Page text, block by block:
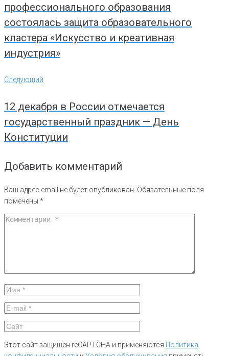
профессионального образования
состоялась защита образовательного
кластера «Искусство и креативная
индустрия»
Следующий
Следующий
12 декабря в России отмечается
государственный праздник — День
Конституции
Добавить комментарий
Ваш адрес email не будет опубликован. Обязательные поля
помечены *
Этот сайт защищен reCAPTCHA и применяются Политика